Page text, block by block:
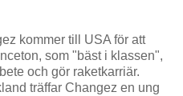
kommer till USA för att
som "bäst i klassen",
och gör raketkarriär.
träffar Changez en ung